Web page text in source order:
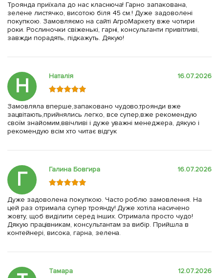
Троянда приїхала до нас класнюча! Гарно запакована,
зелене листячко, висотою біля 45 см.! Дуже задоволені
покупкою. Замовляємо на сайті АгроМаркету вже чотири
роки. Рослиночки свіженькі, гарні, консультанти привітливі,
завжди порадять, підкажуть. Дякую!
Н Наталія 16.07.2026
Замовляла вперше,запаковано чудово,троянди вже
зацвітають,прийнялись легко, все супер,вже рекомендую
своїм знайомим,ввічливі і дуже уважні менеджера, дякую і
рекомендую всім хто читає відгук
Г Галина Бовгира 16.07.2026
Дуже задоволена покупкою. Часто роблю замовлення. На
цей раз отримала супер троянду! Дуже хотіла насичено
жовту, щоб виділити серед інших. Отримала просто чудо!
Дякую працівникам, консультантам за вибір. Прийшла в
контейнері, висока, гарна, зелена.
Тамара 12.07.2026